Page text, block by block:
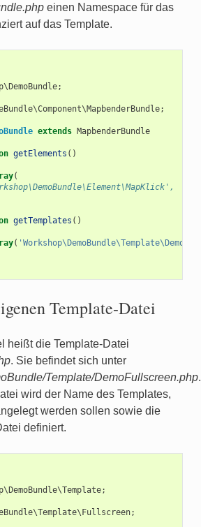
einen Namespace für das
auf das Template.
;
;
extends MapbenderBundle
getElements ()
(
getTemplates ()
(
Template-Datei
heißt die Template-Datei
. Sie befindet sich unter
Template/DemoFullscreen.php.
wird der Name des Templates,
werden sollen sowie die
definiert.
;
;